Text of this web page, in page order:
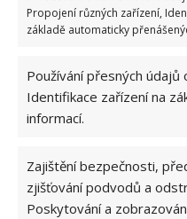
Propojení různých zařízení,
základě automaticky
Používání přesných
Identifikace zařízení na
informací.
Zajištění bezpečnosti,
zjišťování podvodů a
Poskytování a
Retro kvíz o
budou tápat
Herbert Konečný
20.6.2026 V 23:36